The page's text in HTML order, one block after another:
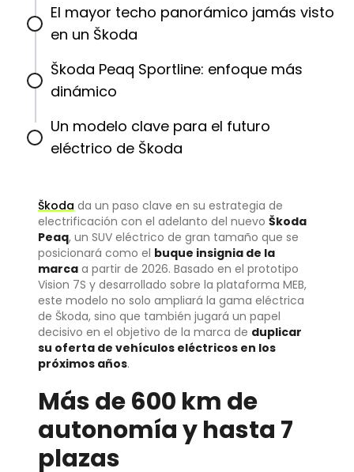
El mayor techo panorámico jamás visto
en un Škoda
Škoda Peaq Sportline: enfoque más
dinámico
Un modelo clave para el futuro
eléctrico de Škoda
Škoda da un paso clave en su estrategia de
electrificación con el adelanto del nuevo Škoda
Peaq, un SUV eléctrico de gran tamaño que se
posicionará como el buque insignia de la
marca a partir de 2026. Basado en el prototipo
Vision 7S y desarrollado sobre la plataforma MEB,
este modelo no solo ampliará la gama eléctrica
de Škoda, sino que también jugará un papel
decisivo en el objetivo de la marca de duplicar
su oferta de vehículos eléctricos en los
próximos años.
Más de 600 km de
autonomía y hasta 7
plazas